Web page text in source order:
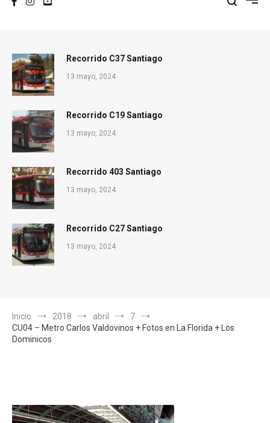
Recorrido C37 Santiago
13 mayo, 2024
Recorrido C19 Santiago
13 mayo, 2024
Recorrido 403 Santiago
13 mayo, 2024
Recorrido C27 Santiago
13 mayo, 2024
Inicio 2018 abril
7
CU04 – Metro Carlos Valdovinos + Fotos en La Florida + Los
Dominicos